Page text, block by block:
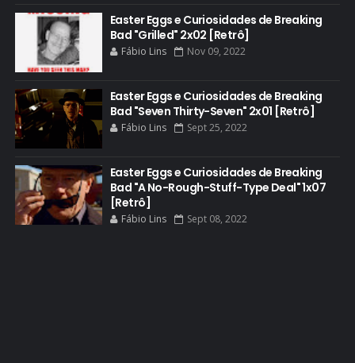
DVD
DEAN NORRIS
DOCUMENTÁRIO
DOS HOMBRES MEZCAL
EASTER EGGS
EDITORIAL
EL CAMINO
ELECTRIC DREAMS
ELENCO 5ª TEMPORADA
Easter Eggs e Curiosidades de Breaking
Bad "Grilled" 2x02 [Retrô]
Fábio Lins Nov 09, 2022
Easter Eggs e Curiosidades de Breaking
Bad "Seven Thirty-Seven" 2x01 [Retrô]
Fábio Lins Sept 25, 2022
Easter Eggs e Curiosidades de Breaking
Bad "A No-Rough-Stuff-Type Deal" 1x07
[Retrô]
Fábio Lins Sept 08, 2022